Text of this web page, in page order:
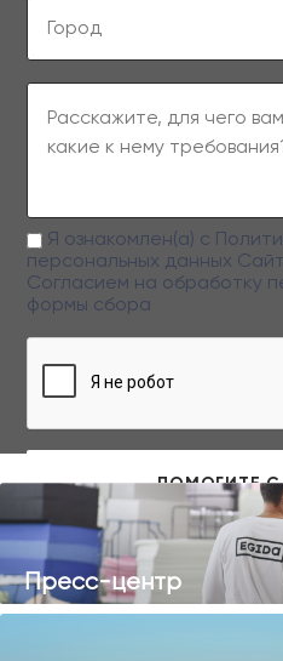
Заполняя данную форму вы даете
персональных данных
Я ознакомлен(а) с
персональных данных
Согласием на обработку
формы сбора
Пресс-центр